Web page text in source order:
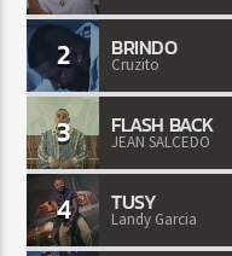
2 BRINDO
Cruzito
3 FLASH BACK
JEAN SALCEDO
4 TUSY
Landy Garcia